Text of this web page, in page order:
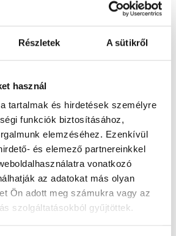
Részletek A sütikről
használ
tartalmak és hirdetések személyre
funkciók biztosításához,
elemzéséhez. Ezenkívül
és elemező partnereinkkel
vonatkozó
az adatokat más olyan
Ön adott meg számukra vagy az
szolgáltatásokból gyűjtöttek.
TO VIDEO
Accucharger